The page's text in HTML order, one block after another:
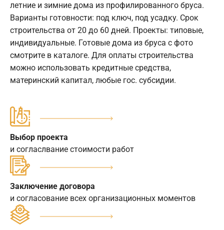
летние и зимние дома из профилированного бруса.
Варианты готовности: под ключ, под усадку. Срок
строительства от 20 до 60 дней. Проекты: типовые,
индивидуальные. Готовые дома из бруса с фото
смотрите в каталоге. Для оплаты строительства
можно использовать кредитные средства,
материнский капитал, любые гос. субсидии.
Выбор проекта
и согласлвание стоимости работ
Заключение договора
и согласование всех организационных моментов